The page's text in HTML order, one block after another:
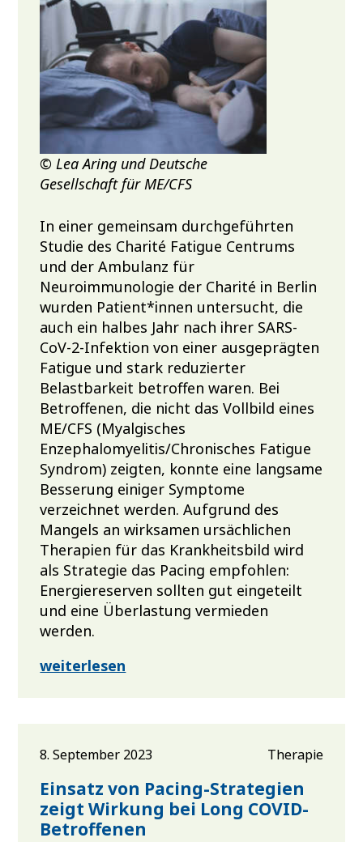
© Lea Aring und Deutsche
Gesellschaft für ME/CFS
In einer gemeinsam durchgeführten
Studie des Charité Fatigue Centrums
und der Ambulanz für
Neuroimmunologie der Charité in Berlin
wurden Patient*innen untersucht, die
auch ein halbes Jahr nach ihrer SARS-
CoV-2-Infektion von einer ausgeprägten
Fatigue und stark reduzierter
Belastbarkeit betroffen waren. Bei
Betroffenen, die nicht das Vollbild eines
ME/CFS (Myalgisches
Enzephalomyelitis/Chronisches Fatigue
Syndrom) zeigten, konnte eine langsame
Besserung einiger Symptome
verzeichnet werden. Aufgrund des
Mangels an wirksamen ursächlichen
Therapien für das Krankheitsbild wird
als Strategie das Pacing empfohlen:
Energiereserven sollten gut eingeteilt
und eine Überlastung vermieden
werden.
weiterlesen
8. September 2023 Therapie
Einsatz von Pacing-Strategien
zeigt Wirkung bei Long COVID-
Betroffenen